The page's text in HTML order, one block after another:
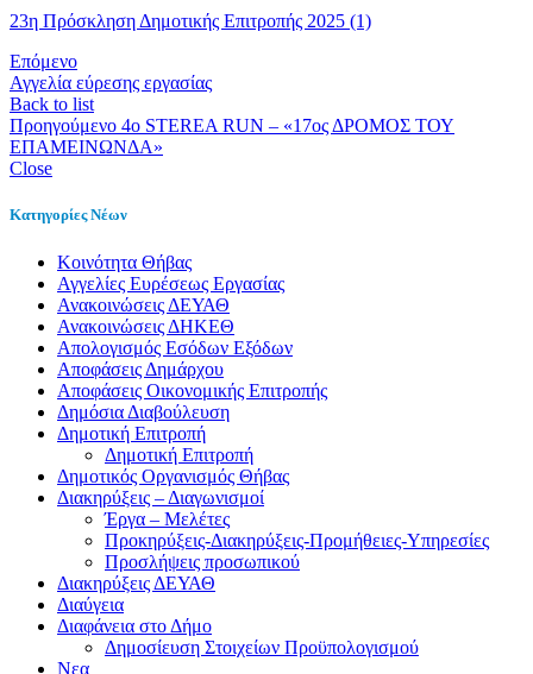
23η Πρόσκληση Δημοτικής Επιτροπής 2025 (1)
Επόμενο
Αγγελία εύρεσης εργασίας
Back to list
Προηγούμενο 4ο STEREA RUN – «17ος ΔΡΟΜΟΣ ΤΟΥ
ΕΠΑΜΕΙΝΩΝΔΑ»
Close
Κατηγορίες Νέων
Kοινότητα Θήβας
Αγγελίες Ευρέσεως Εργασίας
Ανακοινώσεις ΔΕΥΑΘ
Ανακοινώσεις ΔΗΚΕΘ
Απολογισμός Εσόδων Εξόδων
Αποφάσεις Δημάρχου
Αποφάσεις Οικονομικής Επιτροπής
Δημόσια Διαβούλευση
Δημοτική Επιτροπή
Δημοτική Επιτροπή
Δημοτικός Οργανισμός Θήβας
Διακηρύξεις – Διαγωνισμοί
Έργα – Μελέτες
Προκηρύξεις-Διακηρύξεις-Προμήθειες-Υπηρεσίες
Προσλήψεις προσωπικού
Διακηρύξεις ΔΕΥΑΘ
Διαύγεια
Διαφάνεια στο Δήμο
Δημοσίευση Στοιχείων Προϋπολογισμού
Νεα